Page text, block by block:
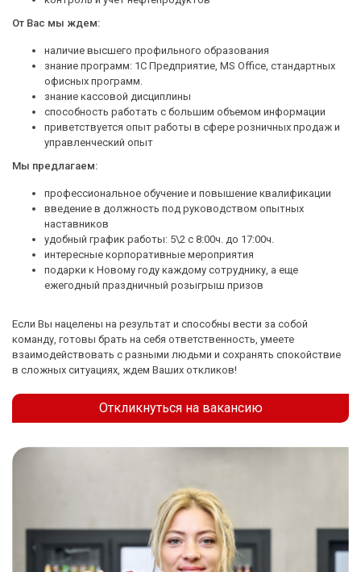
От Вас мы ждем:
наличие высшего профильного образования
знание программ: 1С Предприятие, MS Office, стандартных
офисных программ.
знание кассовой дисциплины
способность работать с большим объемом информации
приветствуется опыт работы в сфере розничных продаж и
управленческий опыт
Мы предлагаем:
профессиональное обучение и повышение квалификации
введение в должность под руководством опытных
наставников
удобный график работы: 5\2 с 8:00ч. до 17:00ч.
интересные корпоративные мероприятия
подарки к Новому году каждому сотруднику, а еще
ежегодный праздничный розыгрыш призов
Если Вы нацелены на результат и способны вести за собой
команду, готовы брать на себя ответственность, умеете
взаимодействовать с разными людьми и сохранять спокойствие
в сложных ситуациях, ждем Ваших откликов!
Откликнуться на вакансию